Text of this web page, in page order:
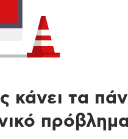
κάνει τα